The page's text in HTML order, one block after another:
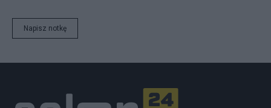
Napisz notkę